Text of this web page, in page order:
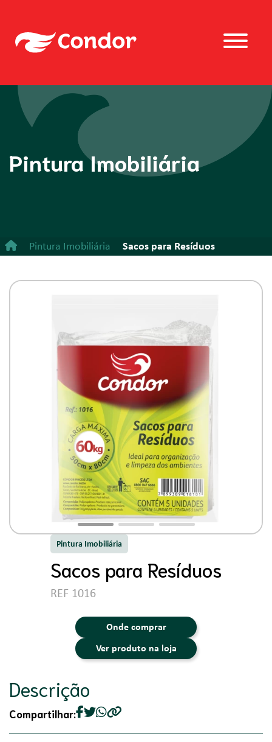
Pintura Imobiliária
Pintura Imobiliária Sacos para Resíduos
Pintura Imobiliária
Sacos para Resíduos
REF 1016
Onde comprar
Ver produto na loja
Descrição
Compartilhar: